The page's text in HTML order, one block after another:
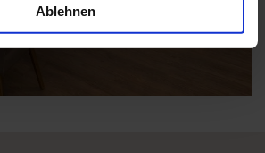
Website an unsere Partner für
und Analysen weiter. Unsere
Informationen möglicherweise mit
Rahmen Ihrer Nutzung der Dienste
Ablehnen